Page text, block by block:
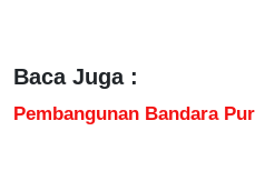
Baca Juga :
Pembangunan Bandara